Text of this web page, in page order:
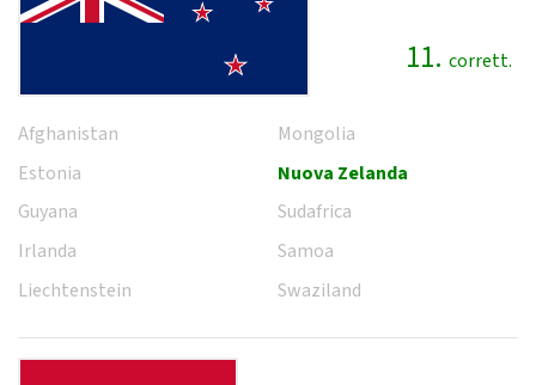
11. corrett.
Afghanistan
Estonia
Guyana
Irlanda
Liechtenstein
Mongolia
Nuova Zelanda
Sudafrica
Samoa
Swaziland